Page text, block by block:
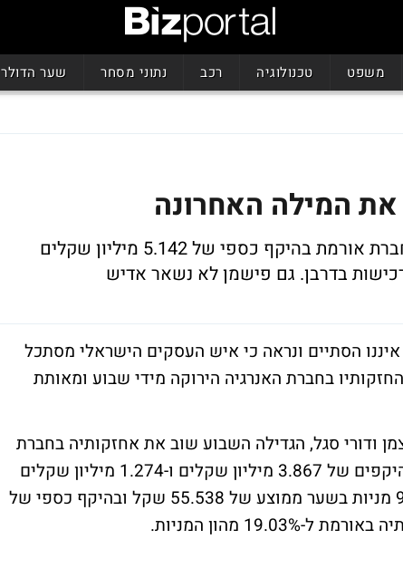
משפט טכנולוגיה רכב נתוני מסחר שער הדולר
את המילה האחרונה
גזית אינק הגדילה השבוע את החזקותיה בחברת אורמת בהיקף כספי של 5.142 מיליון שקלים
הסתיים ונראה כי איש העסקים הישראלי מסתכל
בחברת האנרגיה הירוקה מידי שבוע ומאותת
ודורי סגל, הגדילה השבוע שוב את אחזקותיה בחברת
אורמת. כאשר, בימים א' ו-ב' רכשה החברה בהיקפים של 3.867 מיליון שקלים ו-1.274 מיליון שקלים
בהתאמה. סה"כ רכשה החברה השבוע 92,500 מניות בשער ממוצע של 55.538 שקל ובהיקף כספי של